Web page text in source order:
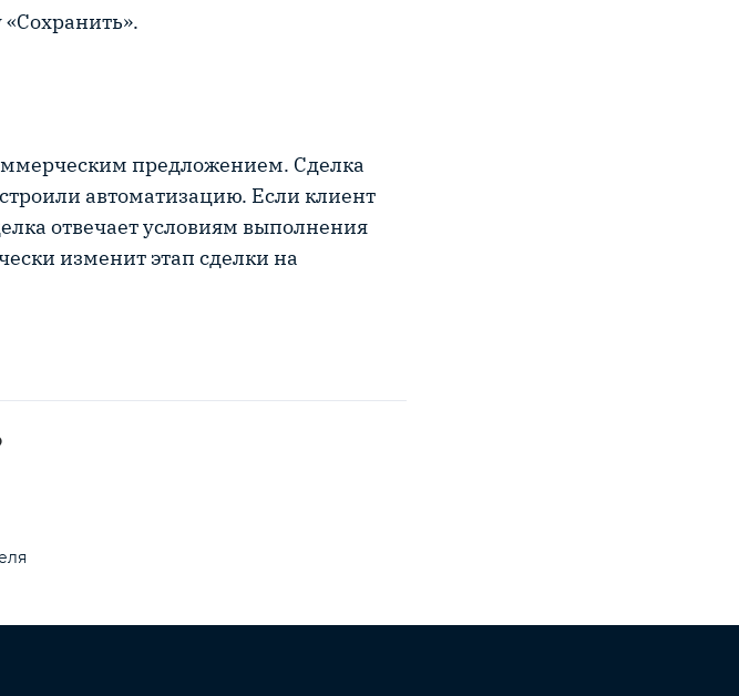
предложением. Сделка
автоматизацию. Если клиент
отвечает условиям выполнения
изменит этап сделки на